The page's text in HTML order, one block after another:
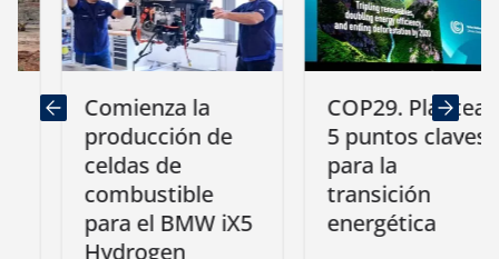
Comienza la
producción de
celdas de
combustible
para el BMW iX5
Hydrogen
COP29. Plantean
5 puntos claves
para la
transición
energética